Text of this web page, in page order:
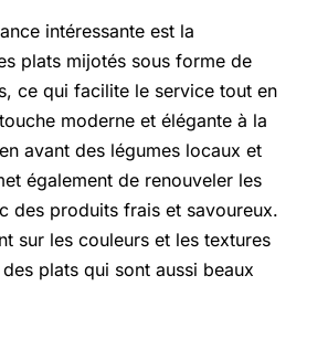
intéressante est la
plats mijotés sous forme de
ce qui facilite le service tout en
moderne et élégante à la
avant des légumes locaux et
également de renouveler les
des produits frais et savoureux.
sur les couleurs et les textures
plats qui sont aussi beaux